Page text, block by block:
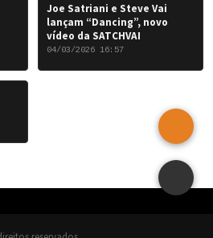
Joe Satriani e Steve Vai
lançam “Dancing”, novo
vídeo da SATCHVAI
04/03/2026 16:57